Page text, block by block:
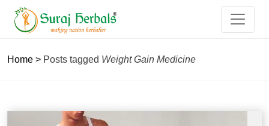
Home > Posts tagged Weight Gain Medicine